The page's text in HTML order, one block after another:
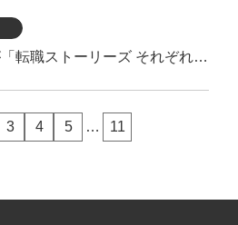
StockSun TechEliteが「転職ストーリーズ それぞれの転職物語」にて掲載されました。
3 4 5 … 11